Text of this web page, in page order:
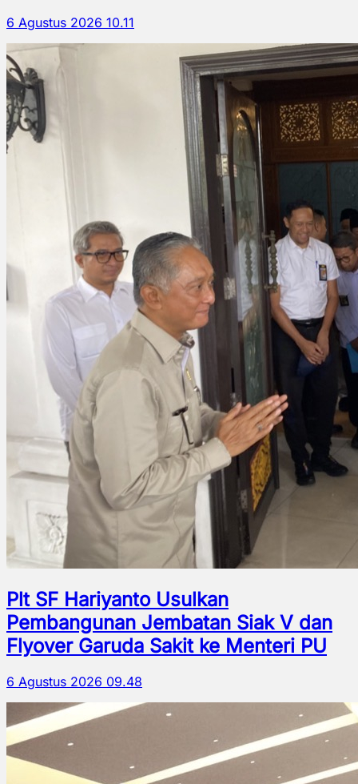
6 Agustus 2026 10.11
Plt SF Hariyanto Usulkan
Pembangunan Jembatan Siak V dan
Flyover Garuda Sakit ke Menteri PU
6 Agustus 2026 09.48